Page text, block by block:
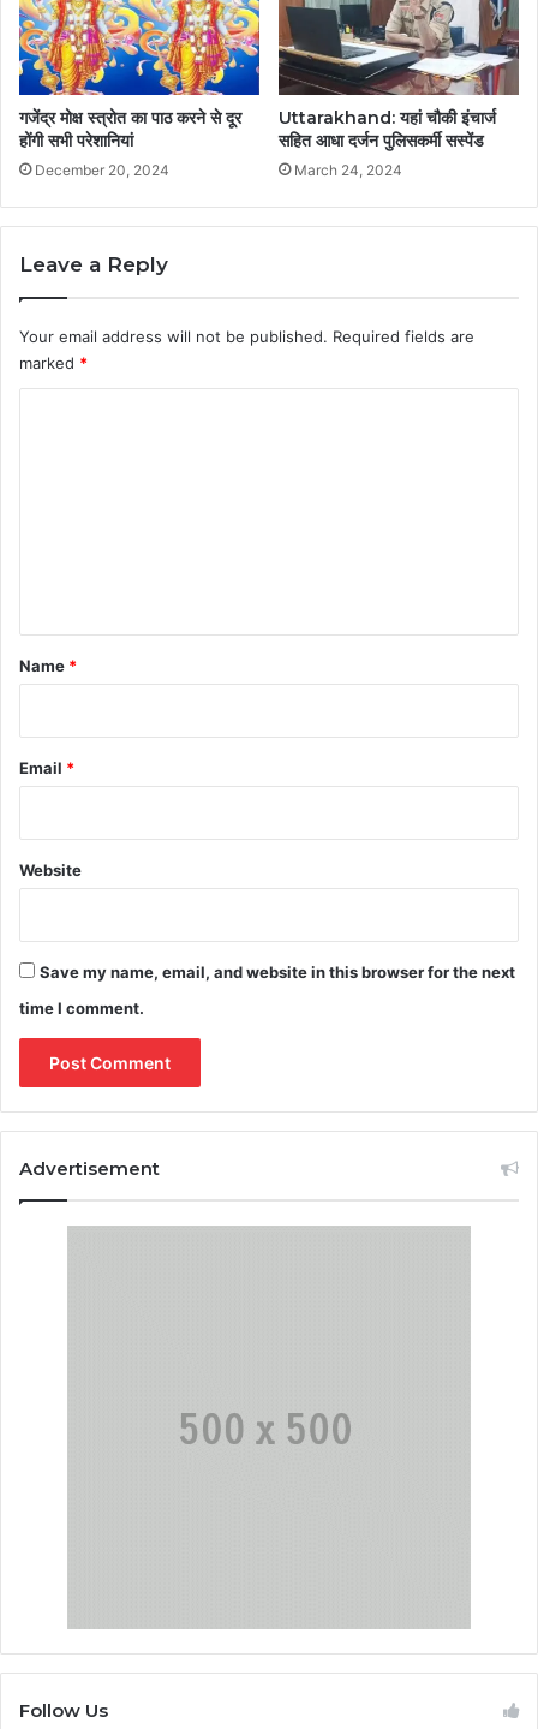
गजेंद्र मोक्ष स्त्रोत का पाठ करने से दूर
होंगी सभी परेशानियां
December 20, 2024
Uttarakhand: यहां चौकी इंचार्ज
सहित आधा दर्जन पुलिसकर्मी सस्पेंड
March 24, 2024
Leave a Reply
Your email address will not be published. Required fields are
marked *
*
Name *
Email *
Website
Save my name, email, and website in this browser for the next
time I comment.
Advertisement
Follow Us